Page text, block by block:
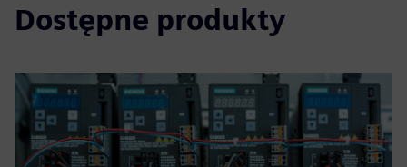
Dostępne produkty